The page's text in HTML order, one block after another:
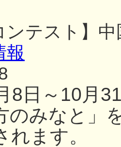
ンテスト】
報
8日～10月
のみなと
れます。